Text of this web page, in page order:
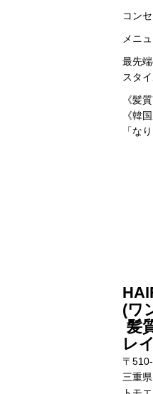
コン
メニ
最先
スタ
《髪
《韓
「な
(ワ
髪
レ
〒
三重